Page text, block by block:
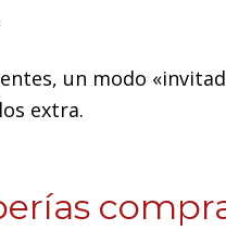
un modo
extra.